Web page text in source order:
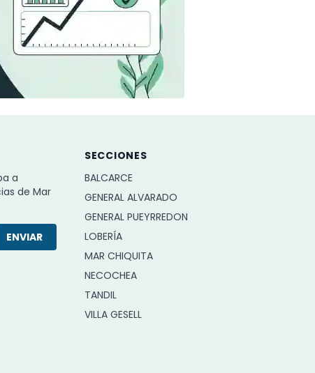
a
de Mar
ENVIAR
SECCIONES
BALCARCE
GENERAL ALVARADO
GENERAL PUEYRREDON
LOBERÍA
MAR CHIQUITA
NECOCHEA
TANDIL
VILLA GESELL